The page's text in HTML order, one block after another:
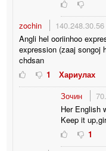
zochin 140.248.30.56
Angli hel ooriinhoo
expression (zaaj songoj
chdsan
1
Хариулах
Зочин
Her English
Keep it
1